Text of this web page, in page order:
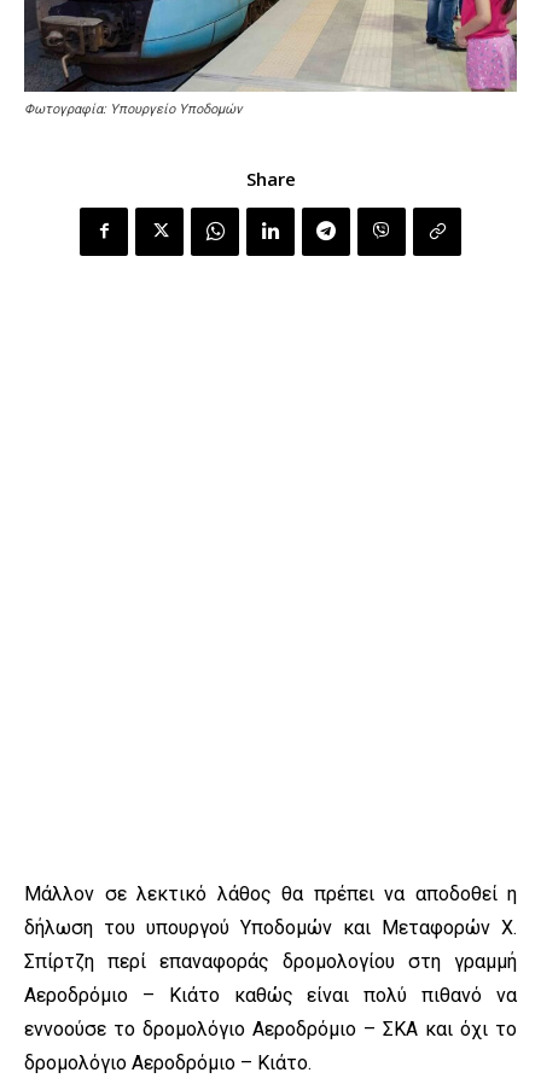
Φωτογραφία: Υπουργείο Υποδομών
Share
Μάλλον σε λεκτικό λάθος θα πρέπει να αποδοθεί η
δήλωση του υπουργού Υποδομών και Μεταφορών Χ.
Σπίρτζη περί επαναφοράς δρομολογίου στη γραμμή
Αεροδρόμιο – Κιάτο καθώς είναι πολύ πιθανό να
εννοούσε το δρομολόγιο Αεροδρόμιο – ΣΚΑ και όχι το
δρομολόγιο Αεροδρόμιο – Κιάτο.